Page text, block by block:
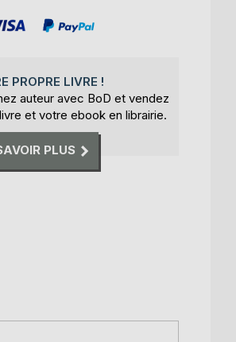
PROPRE LIVRE !
auteur avec BoD et vendez
et votre ebook en librairie.
PLUS